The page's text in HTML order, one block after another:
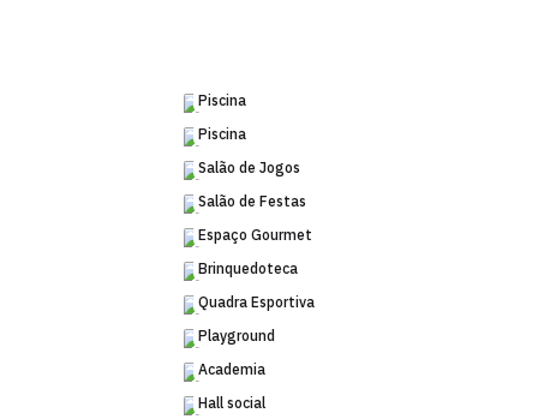
Piscina
Piscina
Salão de Jogos
Salão de Festas
Espaço Gourmet
Brinquedoteca
Quadra Esportiva
Playground
Academia
Hall social